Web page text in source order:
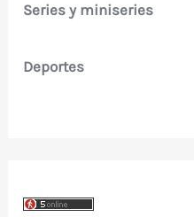
Series y miniseries
Deportes